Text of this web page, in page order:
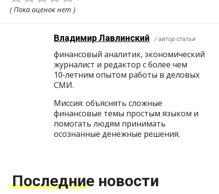
( Пока оценок нет )
Владимир Лавлинский / автор статьи
финансовый аналитик, экономический
журналист и редактор с более чем
10‑летним опытом работы в деловых
СМИ.
Миссия: объяснять сложные
финансовые темы простым языком и
помогать людям принимать
осознанные денежные решения.
Последние новости